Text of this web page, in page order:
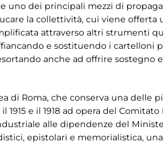
uno dei principali mezzi di
la collettività, cui viene offerta
attraverso altri strumenti
e sostituendo i cartelloni
anche ad offrire
di Roma, che conserva una delle
e il 1918 ad opera del
alle dipendenze del
epistolari e memorialistica,